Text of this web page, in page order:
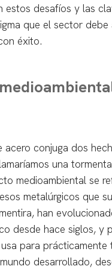
estos desafíos y las
que el sector
éxito.
acero conjuga dos
una
medioambiental se
metalúrgicos que
han
desde hace siglos, y
para prácticamente
desarrollado,